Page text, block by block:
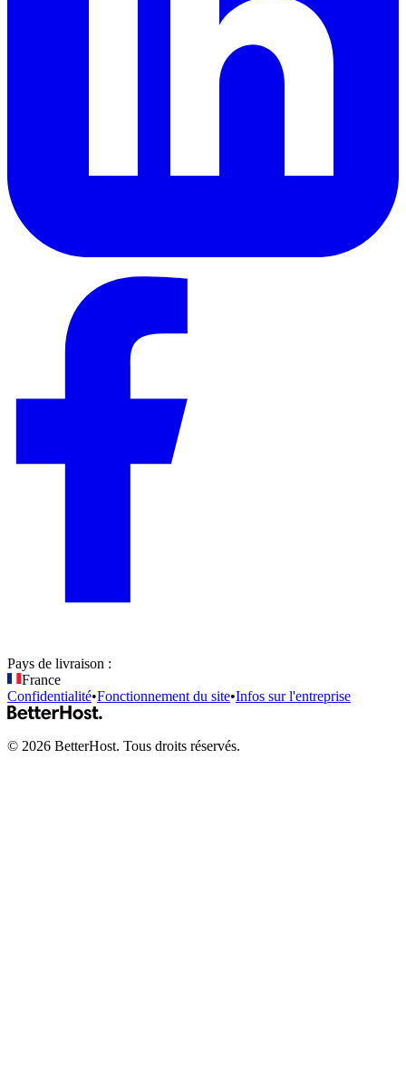
Pays de livraison :
France
Confidentialité•Fonctionnement du site•Infos sur l'entreprise
© 2026 BetterHost. Tous droits réservés.